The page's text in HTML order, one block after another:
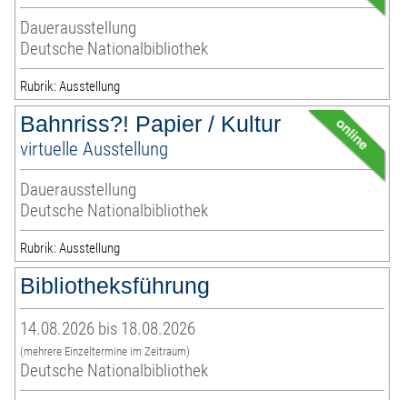
Dauerausstellung
Deutsche Nationalbibliothek
Rubrik: Ausstellung
Bahnriss?! Papier / Kultur
virtuelle Ausstellung
Dauerausstellung
Deutsche Nationalbibliothek
Rubrik: Ausstellung
Bibliotheksführung
14.08.2026 bis 18.08.2026
(mehrere Einzeltermine im Zeitraum)
Deutsche Nationalbibliothek